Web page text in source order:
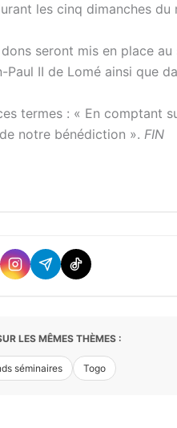
les cinq dimanches du
seront mis en place au
Paul II de Lomé ainsi que
termes : « En comptant
notre bénédiction ». FIN
LES MÊMES THÈMES :
séminaires Togo